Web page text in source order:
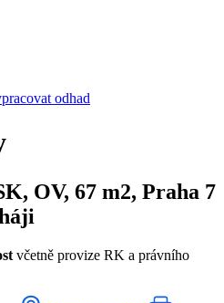
odhad
OV, 67 m2, Praha 7
včetně provize RK a právního